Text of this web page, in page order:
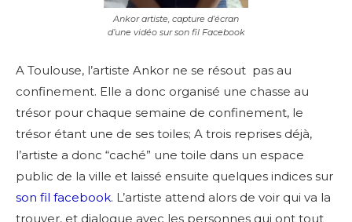
Ankor artiste, capture d’écran
d’une vidéo sur son fil Facebook
A Toulouse, l’artiste Ankor ne se résout pas au
confinement. Elle a donc organisé une chasse au
trésor pour chaque semaine de confinement, le
trésor étant une de ses toiles; A trois reprises déjà,
l’artiste a donc “caché” une toile dans un espace
public de la ville et laissé ensuite quelques indices sur
son fil facebook. L’artiste attend alors de voir qui va la
trouver, et dialogue avec les personnes qui ont tout